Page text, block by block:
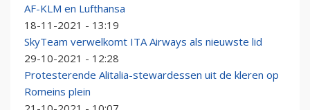
AF-KLM en Lufthansa
18-11-2021 - 13:19
SkyTeam verwelkomt ITA Airways als nieuwste lid
29-10-2021 - 12:28
Protesterende Alitalia-stewardessen uit de kleren op
Romeins plein